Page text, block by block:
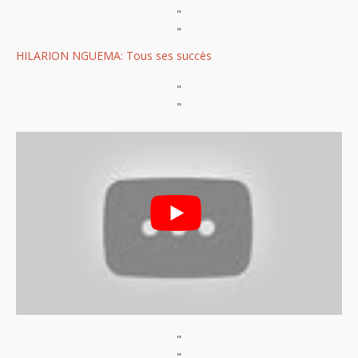
"
"
HILARION NGUEMA: Tous ses succès
"
"
"